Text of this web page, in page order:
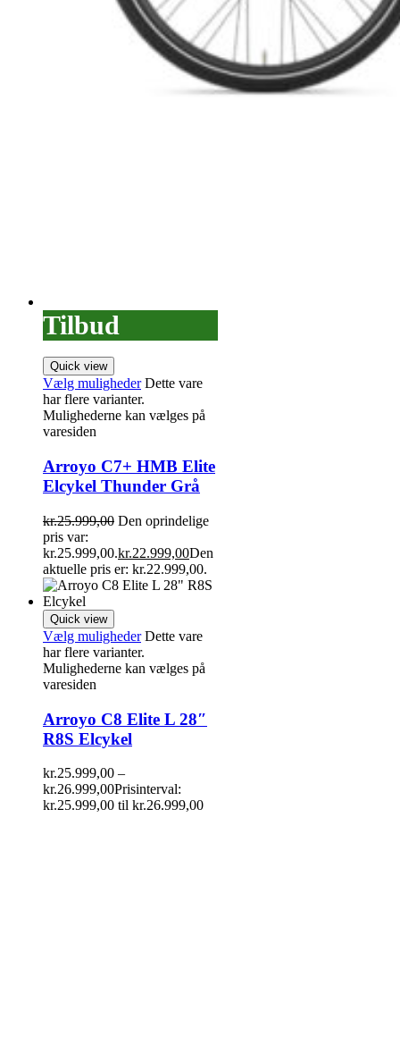
Tilbud
Quick view
Vælg muligheder Dette vare
har flere varianter.
Mulighederne kan vælges på
varesiden
Arroyo C7+ HMB Elite
Elcykel Thunder Grå
kr.25.999,00 Den oprindelige
pris var:
kr.25.999,00.kr.22.999,00Den
aktuelle pris er: kr.22.999,00.
Quick view
Vælg muligheder Dette vare
har flere varianter.
Mulighederne kan vælges på
varesiden
Arroyo C8 Elite L 28″
R8S Elcykel
kr.25.999,00 –
kr.26.999,00Prisinterval:
kr.25.999,00 til kr.26.999,00